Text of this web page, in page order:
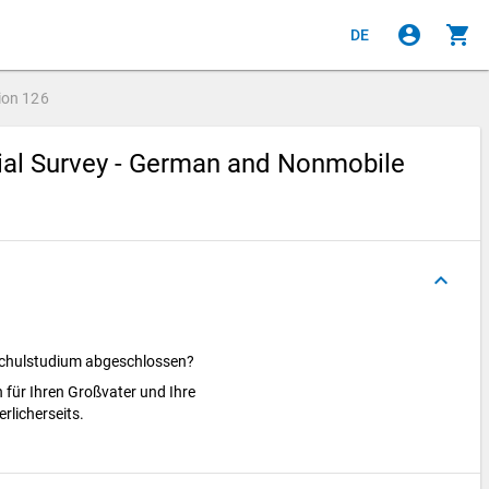
DE account_circle shopping_cart
126
Survey - German and Nonmobile
keyboard_arrow_up
abgeschlossen?
für Ihren Großvater und Ihre